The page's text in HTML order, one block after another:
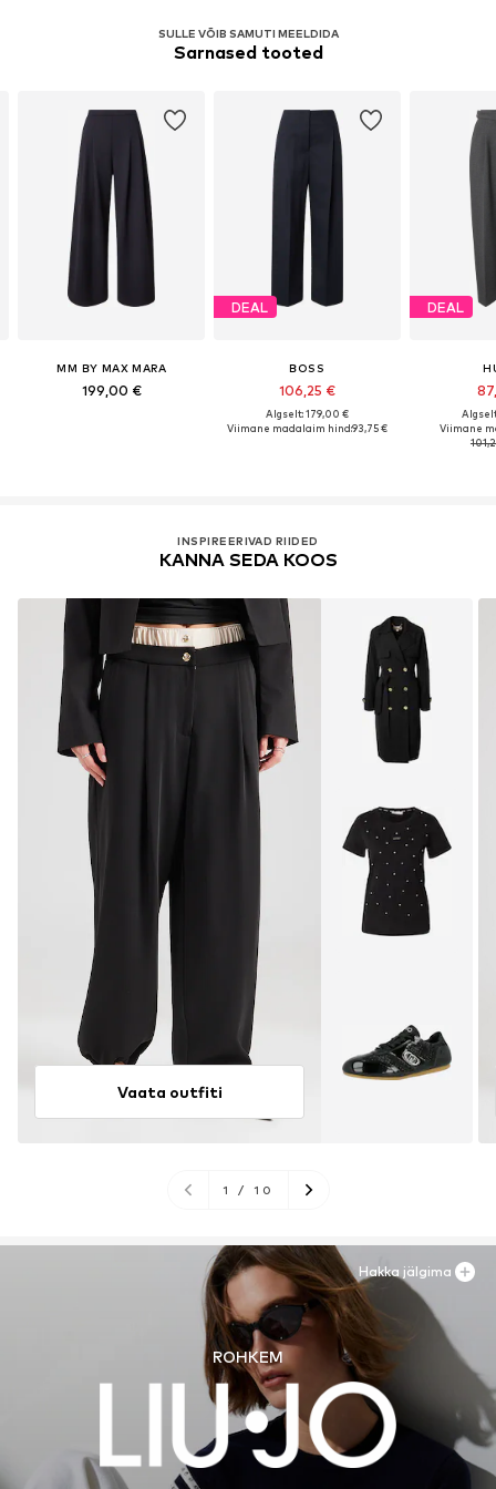
SULLE VÕIB SAMUTI MEELDIDA
Sarnased tooted
MM BY MAX MARA
199,00 €
DEAL
BOSS
106,25 €
Algselt: 179,00 €
Viimane madalaim hind:93,75 €
DEAL
Viimane
INSPIREERIVAD RIIDED
KANNA SEDA KOOS
Vaata outfiti
1 / 10
ROHKEM
Hakka jälgima